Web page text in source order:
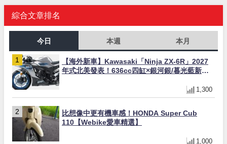
綜合文章排名
今日 本週 本月
【海外新車】Kawasaki「Ninja ZX-6R」2027
年式北美發表！636cc四缸×銀河銀/暮光藍新色
1,300
比想像中更有機車感！HONDA Super Cub
110【Webike愛車精選】
1,000